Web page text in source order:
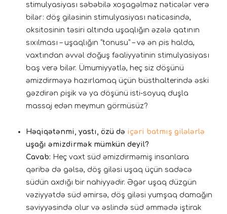
stimulyasiyası səbəbilə xoşagəlməz nəticələr verə
bilər: döş giləsinin stimulyasiyası nəticəsində,
oksitosinin təsiri altında uşaqlığın əzələ qatının
sıxılması – uşaqlığın “tonusu” – və ən pis halda,
vaxtından əvvəl doğuş fəaliyyətinin stimulyasiyası
baş verə bilər. Ümumiyyətlə, heç siz döşünü
əmizdirməyə hazırlamaq üçün büsthalterində əski
gəzdirən pişik və ya döşünü isti-soyuq duşla
massaj edən meymun görmüsüz?
Həqiqətənmi, yastı, özü də içəri batmış gilələrlə
uşağı əmizdirmək mümkün deyil?
Cavab: Heç vaxt süd əmizdirməmiş insanlara
qəribə də gəlsə, döş giləsi uşaq üçün sadəcə
südün axdığı bir nahiyyədir. Əgər uşaq düzgün
vəziyyətdə süd əmirsə, döş giləsi yumşaq damağın
səviyyəsində olur və əslində süd əmmədə iştirak